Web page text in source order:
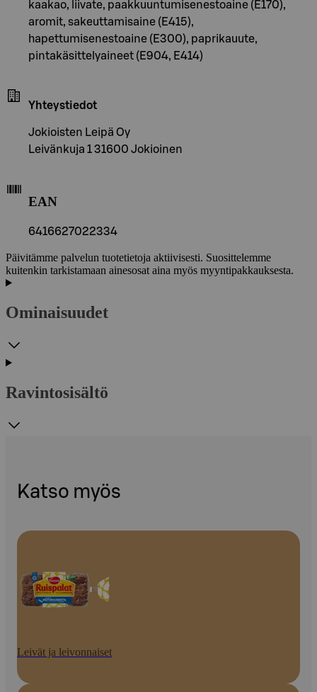
kaakao, liivate, paakkuuntumisenestoaine (E170),
aromit, sakeuttamisaine (E415),
hapettumisenestoaine (E300), paprikauute,
pintakäsittelyaineet (E904, E414)
Yhteystiedot
Jokioisten Leipä Oy
Leivänkuja 1 31600 Jokioinen
EAN
6416627022334
Päivitämme palvelun tuotetietoja aktiivisesti. Suosittelemme
kuitenkin tarkistamaan ainesosat aina myös myyntipakkauksesta.
Ominaisuudet
Ravintosisältö
Katso myös
Leivät ja leivonnaiset